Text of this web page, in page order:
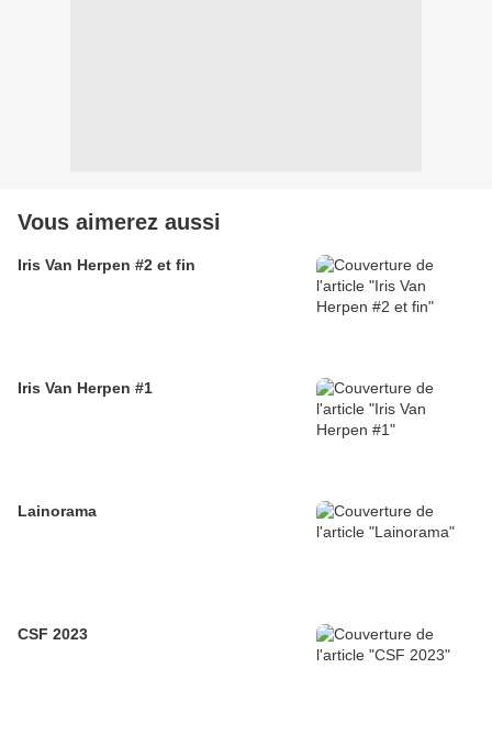
Vous aimerez aussi
Iris Van Herpen #2 et fin
Iris Van Herpen #1
Lainorama
CSF 2023